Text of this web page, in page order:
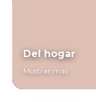
Del hogar
Mostrar más